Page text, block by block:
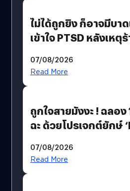
ไม่ได้ถูกยิง ก็อาจมีบา
เข้าใจ PTSD หลังเหตุ
07/08/2026
Read More
ถูกใจสายมังงะ ! ฉลอง
ฉะ ด้วยโปรเจกต์ยักษ์
มีภาษาไทยด้วย
07/08/2026
Read More